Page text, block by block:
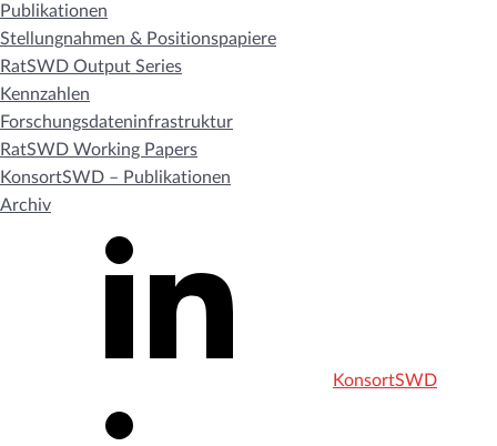
Publikationen
Stellungnahmen & Positionspapiere
RatSWD Output Series
Kennzahlen
Forschungsdateninfrastruktur
RatSWD Working Papers
KonsortSWD – Publikationen
Archiv
KonsortSWD